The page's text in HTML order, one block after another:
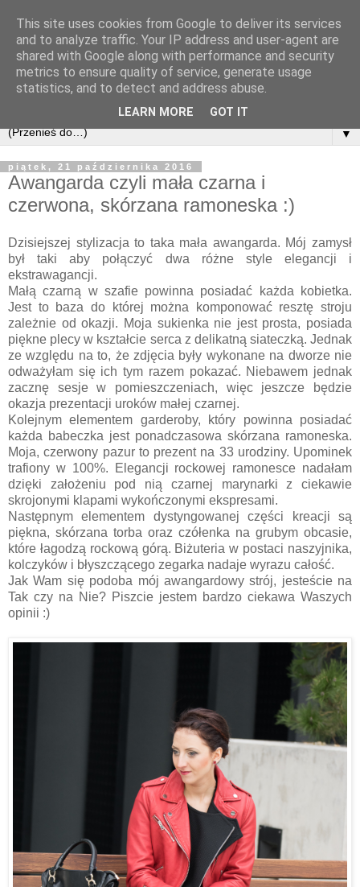
▼
piątek, 21 października 2016
Awangarda czyli mała czarna i
czerwona, skórzana ramoneska :)
Dzisiejszej stylizacja to taka mała awangarda. Mój zamysł
był taki aby połączyć dwa różne style elegancji i
ekstrawagancji.
Małą czarną w szafie powinna posiadać każda kobietka.
Jest to baza do której można komponować resztę stroju
zależnie od okazji. Moja sukienka nie jest prosta, posiada
piękne plecy w kształcie serca z delikatną siateczką. Jednak
ze względu na to, że zdjęcia były wykonane na dworze nie
odważyłam się ich tym razem pokazać. Niebawem jednak
zacznę sesje w pomieszczeniach, więc jeszcze będzie
okazja prezentacji uroków małej czarnej.
Kolejnym elementem garderoby, który powinna posiadać
każda babeczka jest ponadczasowa skórzana ramoneska.
Moja, czerwony pazur to prezent na 33 urodziny. Upominek
trafiony w 100%. Elegancji rockowej ramonesce nadałam
dzięki założeniu pod nią czarnej marynarki z ciekawie
skrojonymi klapami wykończonymi ekspresami.
Następnym elementem dystyngowanej części kreacji są
piękna, skórzana torba oraz czółenka na grubym obcasie,
które łagodzą rockową górą. Biżuteria w postaci naszyjnika,
kolczyków i błyszczącego zegarka nadaje wyrazu całość.
Jak Wam się podoba mój awangardowy strój, jesteście na
Tak czy na Nie? Piszcie jestem bardzo ciekawa Waszych
opinii :)
This site uses cookies from Google to deliver its services
and to analyze traffic. Your IP address and user-agent are
shared with Google along with performance and security
metrics to ensure quality of service, generate usage
statistics, and to detect and address abuse.
LEARN MORE GOT IT